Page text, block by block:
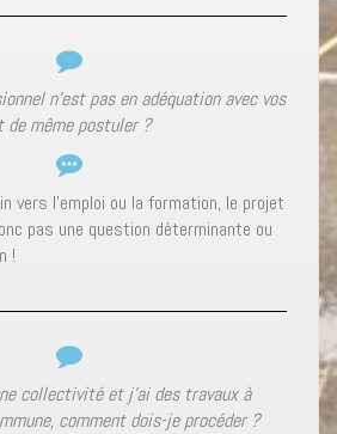
n’est pas en adéquation avec vos
même postuler ?
vers l’emploi ou la formation, le projet
pas une question déterminante ou
!
collectivité et j’ai des travaux à
comment dois-je procéder ?